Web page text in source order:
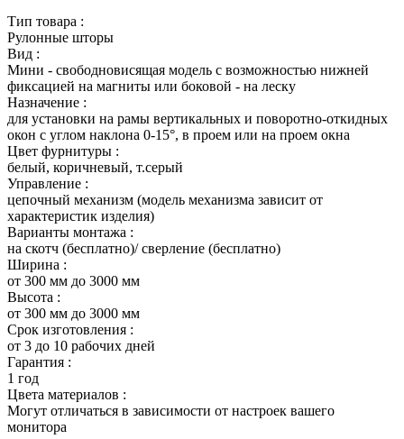
Тип товара :
Рулонные шторы
Вид :
Мини - свободновисящая модель с возможностью нижней
фиксацией на магниты или боковой - на леску
Назначение :
для установки на рамы вертикальных и поворотно-откидных
окон с углом наклона 0-15°, в проем или на проем окна
Цвет фурнитуры :
белый, коричневый, т.серый
Управление :
цепочный механизм (модель механизма зависит от
характеристик изделия)
Варианты монтажа :
на скотч (бесплатно)/ сверление (бесплатно)
Ширина :
от 300 мм до 3000 мм
Высота :
от 300 мм до 3000 мм
Срок изготовления :
от 3 до 10 рабочих дней
Гарантия :
1 год
Цвета материалов :
Могут отличаться в зависимости от настроек вашего
монитора